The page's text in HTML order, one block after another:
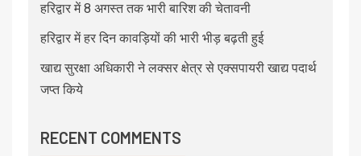
हरिद्वार में 8 अगस्त तक भारी बारिश की चेतावनी
हरिद्वार में हर दिन कावड़ियों की भारी भीड़ बढ़ती हुई
खाद्य सुरक्षा अधिकारी ने लक्सर क्षेत्र से एक्सपायरी खाद्य पदार्थ
जप्त किये
RECENT COMMENTS